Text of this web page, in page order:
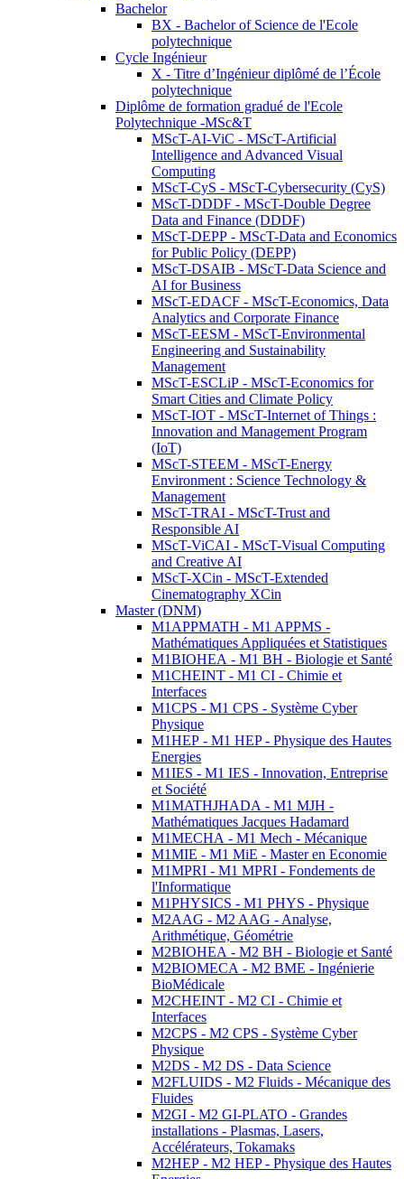
Bachelor
BX - Bachelor of Science de l'Ecole
polytechnique
Cycle Ingénieur
X - Titre d’Ingénieur diplômé de l’École
polytechnique
Diplôme de formation gradué de l'Ecole
Polytechnique -MSc&T
MScT-AI-ViC - MScT-Artificial
Intelligence and Advanced Visual
Computing
MScT-CyS - MScT-Cybersecurity (CyS)
MScT-DDDF - MScT-Double Degree
Data and Finance (DDDF)
MScT-DEPP - MScT-Data and Economics
for Public Policy (DEPP)
MScT-DSAIB - MScT-Data Science and
AI for Business
MScT-EDACF - MScT-Economics, Data
Analytics and Corporate Finance
MScT-EESM - MScT-Environmental
Engineering and Sustainability
Management
MScT-ESCLiP - MScT-Economics for
Smart Cities and Climate Policy
MScT-IOT - MScT-Internet of Things :
Innovation and Management Program
(IoT)
MScT-STEEM - MScT-Energy
Environment : Science Technology &
Management
MScT-TRAI - MScT-Trust and
Responsible AI
MScT-ViCAI - MScT-Visual Computing
and Creative AI
MScT-XCin - MScT-Extended
Cinematography XCin
Master (DNM)
M1APPMATH - M1 APPMS -
Mathématiques Appliquées et Statistiques
M1BIOHEA - M1 BH - Biologie et Santé
M1CHEINT - M1 CI - Chimie et
Interfaces
M1CPS - M1 CPS - Système Cyber
Physique
M1HEP - M1 HEP - Physique des Hautes
Energies
M1IES - M1 IES - Innovation, Entreprise
et Société
M1MATHJHADA - M1 MJH -
Mathématiques Jacques Hadamard
M1MECHA - M1 Mech - Mécanique
M1MIE - M1 MiE - Master en Economie
M1MPRI - M1 MPRI - Fondements de
l'Informatique
M1PHYSICS - M1 PHYS - Physique
M2AAG - M2 AAG - Analyse,
Arithmétique, Géométrie
M2BIOHEA - M2 BH - Biologie et Santé
M2BIOMECA - M2 BME - Ingénierie
BioMédicale
M2CHEINT - M2 CI - Chimie et
Interfaces
M2CPS - M2 CPS - Système Cyber
Physique
M2DS - M2 DS - Data Science
M2FLUIDS - M2 Fluids - Mécanique des
Fluides
M2GI - M2 GI-PLATO - Grandes
installations - Plasmas, Lasers,
Accélérateurs, Tokamaks
M2HEP - M2 HEP - Physique des Hautes